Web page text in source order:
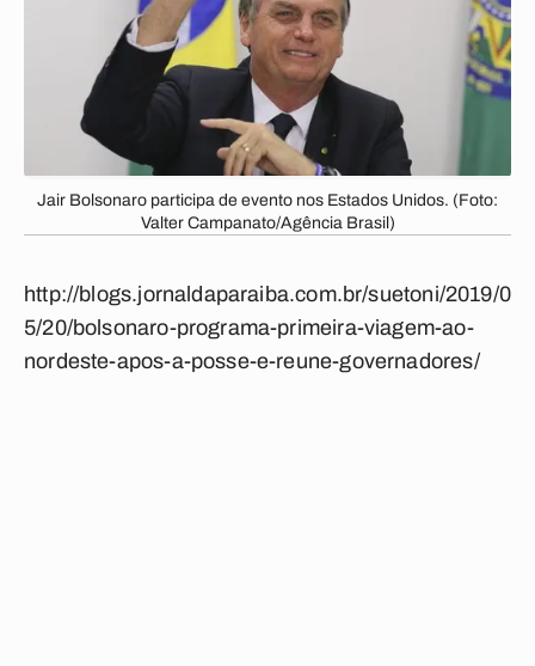
Jair Bolsonaro participa de evento nos Estados Unidos. (Foto:
Valter Campanato/Agência Brasil)
http://blogs.jornaldaparaiba.com.br/suetoni/2019/0
5/20/bolsonaro-programa-primeira-viagem-ao-
nordeste-apos-a-posse-e-reune-governadores/